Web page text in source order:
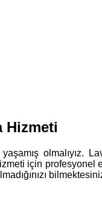
Hizmeti
için